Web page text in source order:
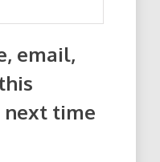
email,
next time